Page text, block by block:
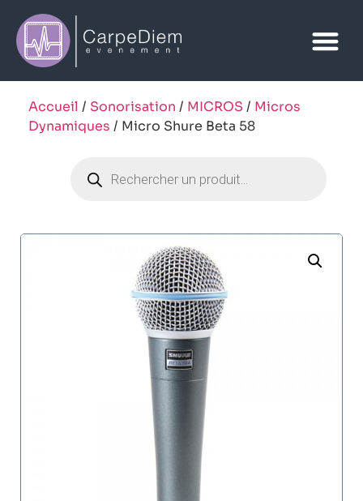
Accueil / Sonorisation / MICROS / Micros
Dynamiques / Micro Shure Beta 58